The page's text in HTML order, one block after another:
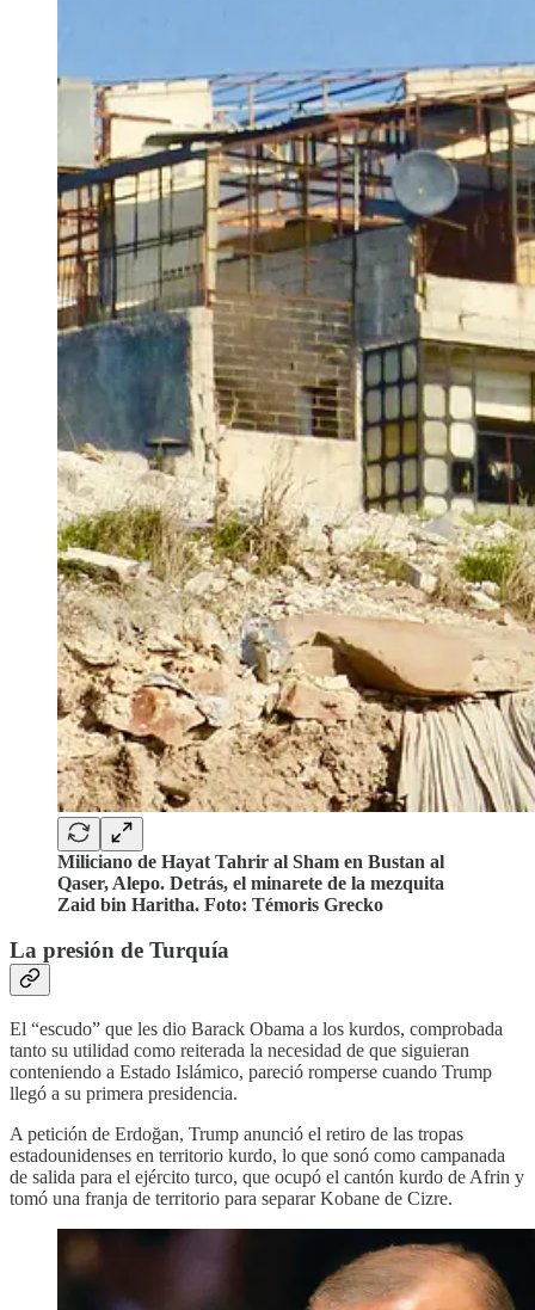
Miliciano de Hayat Tahrir al Sham en Bustan al
Qaser, Alepo. Detrás, el minarete de la mezquita
Zaid bin Haritha. Foto: Témoris Grecko
La presión de Turquía
El “escudo” que les dio Barack Obama a los kurdos, comprobada
tanto su utilidad como reiterada la necesidad de que siguieran
conteniendo a Estado Islámico, pareció romperse cuando Trump
llegó a su primera presidencia.
A petición de Erdoğan, Trump anunció el retiro de las tropas
estadounidenses en territorio kurdo, lo que sonó como campanada
de salida para el ejército turco, que ocupó el cantón kurdo de Afrin y
tomó una franja de territorio para separar Kobane de Cizre.